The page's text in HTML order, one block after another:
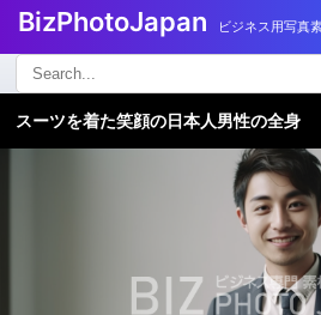
BizPhotoJapan ビジネス用写真
検
索:
スーツを着た笑顔の日本人男性の全身